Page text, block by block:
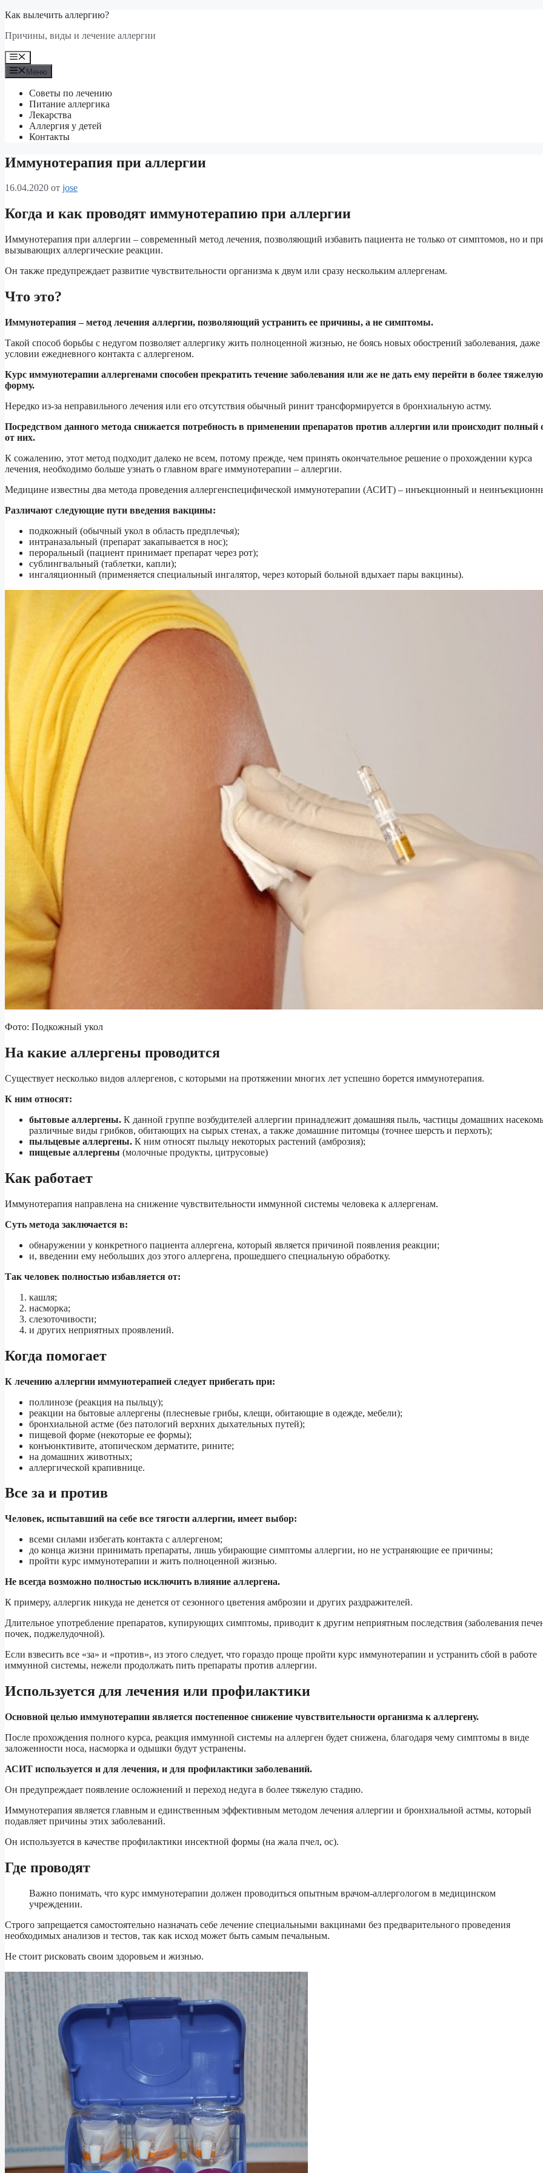
Перейти
содержимому
Как вылечить аллергию?
Причины, виды и лечение аллергии
Меню
Меню
Советы по лечению
Питание аллергика
Лекарства
Аллергия у детей
Контакты
Иммунотерапия при аллергии
16.04.2020 от jose
Когда и как проводят иммунотерапию при аллергии
Иммунотерапия при аллергии – современный метод лечения, позволяющий избавить пациента не только от симптомов, но и
вызывающих аллергические реакции.
Он также предупреждает развитие чувствительности организма к двум или сразу нескольким аллергенам.
Что это?
Иммунотерапия – метод лечения аллергии, позволяющий устранить ее причины, а не симптомы.
Такой способ борьбы с недугом позволяет аллергику жить полноценной жизнью, не боясь новых обострений заболевания, даже
условии ежедневного контакта с аллергеном.
Курс иммунотерапии аллергенами способен прекратить течение заболевания или же не дать ему перейти в более тяжелую
форму.
Нередко из-за неправильного лечения или его отсутствия обычный ринит трансформируется в бронхиальную астму.
Посредством данного метода снижается потребность в применении препаратов против аллергии или происходит полный
от них.
К сожалению, этот метод подходит далеко не всем, потому прежде, чем принять окончательное решение о прохождении курса
лечения, необходимо больше узнать о главном враге иммунотерапии – аллергии.
Медицине известны два метода проведения аллергенспецифической иммунотерапии (АСИТ) – инъекционный и
Различают следующие пути введения вакцины:
подкожный (обычный укол в область предплечья);
интраназальный (препарат закапывается в нос);
пероральный (пациент принимает препарат через рот);
сублингвальный (таблетки, капли);
ингаляционный (применяется специальный ингалятор, через который больной вдыхает пары вакцины).
Фото: Подкожный укол
На какие аллергены проводится
Существует несколько видов аллергенов, с которыми на протяжении многих лет успешно борется иммунотерапия.
К ним относят:
бытовые аллергены. К данной группе возбудителей аллергии принадлежит домашняя пыль, частицы домашних
различные виды грибков, обитающих на сырых стенах, а также домашние питомцы (точнее шерсть и перхоть);
пыльцевые аллергены. К ним относят пыльцу некоторых растений (амброзия);
пищевые аллергены (молочные продукты, цитрусовые)
Как работает
Иммунотерапия направлена на снижение чувствительности иммунной системы человека к аллергенам.
Суть метода заключается в:
обнаружении у конкретного пациента аллергена, который является причиной появления реакции;
и, введении ему небольших доз этого аллергена, прошедшего специальную обработку.
Так человек полностью избавляется от:
кашля;
насморка;
слезоточивости;
и других неприятных проявлений.
Когда помогает
К лечению аллергии иммунотерапией следует прибегать при:
поллинозе (реакция на пыльцу);
реакции на бытовые аллергены (плесневые грибы, клещи, обитающие в одежде, мебели);
бронхиальной астме (без патологий верхних дыхательных путей);
пищевой форме (некоторые ее формы);
конъюнктивите, атопическом дерматите, рините;
на домашних животных;
аллергической крапивнице.
Все за и против
Человек, испытавший на себе все тягости аллергии, имеет выбор:
всеми силами избегать контакта с аллергеном;
до конца жизни принимать препараты, лишь убирающие симптомы аллергии, но не устраняющие ее причины;
пройти курс иммунотерапии и жить полноценной жизнью.
Не всегда возможно полностью исключить влияние аллергена.
К примеру, аллергик никуда не денется от сезонного цветения амброзии и других раздражителей.
Длительное употребление препаратов, купирующих симптомы, приводит к другим неприятным последствия (заболевания
почек, поджелудочной).
Если взвесить все «за» и «против», из этого следует, что гораздо проще пройти курс иммунотерапии и устранить сбой в работе
иммунной системы, нежели продолжать пить препараты против аллергии.
Используется для лечения или профилактики
Основной целью иммунотерапии является постепенное снижение чувствительности организма к аллергену.
После прохождения полного курса, реакция иммунной системы на аллерген будет снижена, благодаря чему симптомы в виде
заложенности носа, насморка и одышки будут устранены.
АСИТ используется и для лечения, и для профилактики заболеваний.
Он предупреждает появление осложнений и переход недуга в более тяжелую стадию.
Иммунотерапия является главным и единственным эффективным методом лечения аллергии и бронхиальной астмы, который
подавляет причины этих заболеваний.
Он используется в качестве профилактики инсектной формы (на жала пчел, ос).
Где проводят
Важно понимать, что курс иммунотерапии должен проводиться опытным врачом-аллергологом в медицинском
учреждении.
Строго запрещается самостоятельно назначать себе лечение специальными вакцинами без предварительного проведения
необходимых анализов и тестов, так как исход может быть самым печальным.
Не стоит рисковать своим здоровьем и жизнью.